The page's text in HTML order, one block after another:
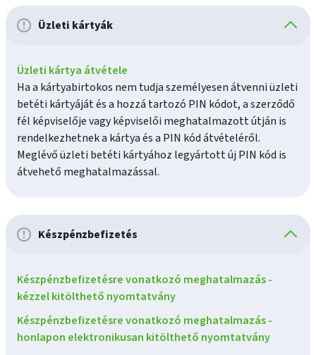
Üzleti kártyák
Üzleti kártya átvétele
Ha a kártyabirtokos nem tudja személyesen átvenni üzleti
betéti kártyáját és a hozzá tartozó PIN kódot, a szerződő
fél képviselője vagy képviselői meghatalmazott útján is
rendelkezhetnek a kártya és a PIN kód átvételéről.
Meglévő üzleti betéti kártyához legyártott új PIN kód is
átvehető meghatalmazással.
Készpénzbefizetés
Készpénzbefizetésre vonatkozó meghatalmazás -
kézzel kitölthető nyomtatvány
Készpénzbefizetésre vonatkozó meghatalmazás -
honlapon elektronikusan kitölthető nyomtatvány